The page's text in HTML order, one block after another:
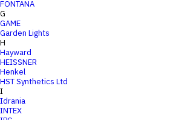
FONTANA
G
GAME
Garden Lights
H
Hayward
HEISSNER
Henkel
HST Synthetics Ltd
I
Idrania
INTEX